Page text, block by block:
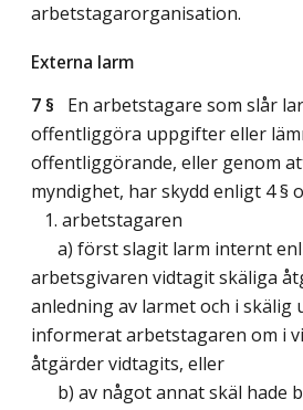
arbetstagarorganisation.
Externa larm
7 § En arbetstagare som slår
offentliggöra uppgifter eller
offentliggörande, eller genom
myndighet, har skydd enligt 4 §
1. arbetstagaren
a) först slagit larm internt
arbetsgivaren vidtagit skäliga
anledning av larmet och i skälig
informerat arbetstagaren om i
åtgärder vidtagits, eller
b) av något annat skäl hade